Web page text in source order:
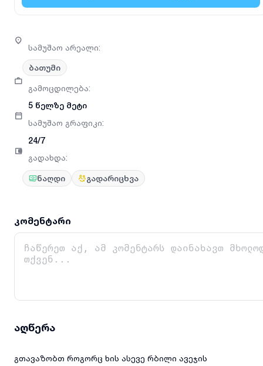
სამუშაო არეალი:
ბათუმი
გამოცდილება:
5 წელზე მეტი
სამუშაო გრაფიკი:
24/7
გადახდა:
ნაღდი გადარიცხვა
კომენტარი
აღწერა
გთავაზობთ როგორც ხის ასევე რბილი ავეჯის